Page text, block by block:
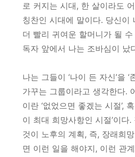
로 커지는 시대, 한 살이라도
칭찬인 시대에 말이다. 당신이
더 빨리 귀여운 할머니가 될
독자 앞에서 나는 조바심이 났
나는 그들이 ‘나이 든 자신’을 ‘
가꾸는 그룹이라고 생각한다.
이란 ‘없었으면 좋겠는 시절’,
이 최대 희망사항인 시절’이다
것이 노후의 계획, 즉, 장래희
면 이런 일을 해야지, 이런 관